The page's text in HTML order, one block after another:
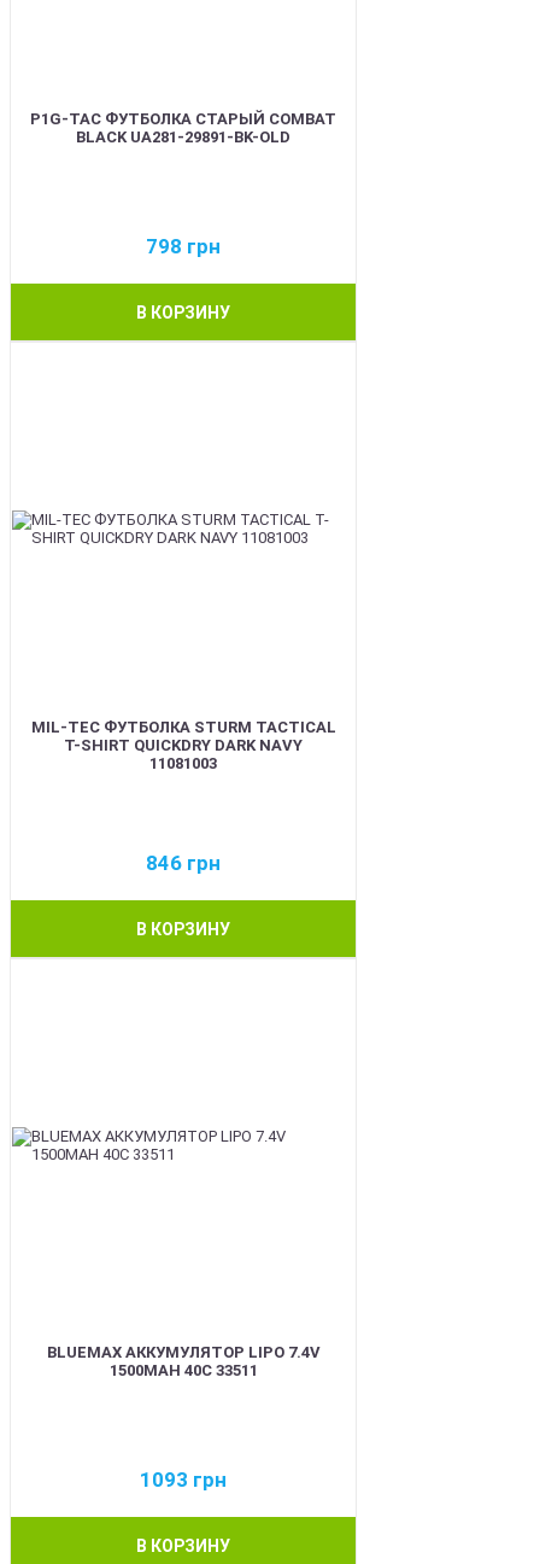
P1G-TAC ФУТБОЛКА СТАРЫЙ COMBAT
BLACK UA281-29891-BK-OLD
798 грн
В КОРЗИНУ
MIL-TEC ФУТБОЛКА STURM TACTICAL
T-SHIRT QUICKDRY DARK NAVY
11081003
846 грн
В КОРЗИНУ
BLUEMAX АККУМУЛЯТОР LIPO 7.4V
1500MAH 40C 33511
1093 грн
В КОРЗИНУ